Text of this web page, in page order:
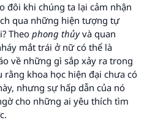
đôi khi chúng ta lại cảm nhận
qua những hiện tượng tự
Theo phong thủyvà quan
mắt trái ở nữ có thể là
về những gì sắp xảy ra trong
rằng khoa học hiện đại chưa có
nhưng sự hấp dẫn của nó
cho những ai yêu thích tìm